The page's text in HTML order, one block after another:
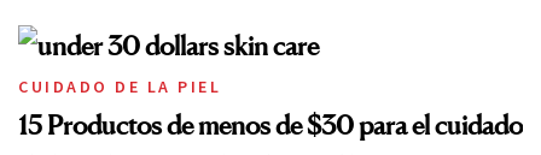
CUIDADO DE LA PIEL
15 Productos de menos de $30 para el cuidado